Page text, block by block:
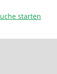
starten